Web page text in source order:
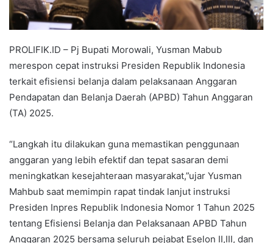
PROLIFIK.ID – Pj Bupati Morowali, Yusman Mabub
merespon cepat instruksi Presiden Republik Indonesia
terkait efisiensi belanja dalam pelaksanaan Anggaran
Pendapatan dan Belanja Daerah (APBD) Tahun Anggaran
(TA) 2025.
“Langkah itu dilakukan guna memastikan penggunaan
anggaran yang lebih efektif dan tepat sasaran demi
meningkatkan kesejahteraan masyarakat,”ujar Yusman
Mahbub saat memimpin rapat tindak lanjut instruksi
Presiden Inpres Republik Indonesia Nomor 1 Tahun 2025
tentang Efisiensi Belanja dan Pelaksanaan APBD Tahun
Anggaran 2025 bersama seluruh pejabat Eselon II,III, dan